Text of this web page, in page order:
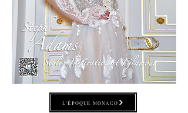
L'ÉPOQUE MONACO